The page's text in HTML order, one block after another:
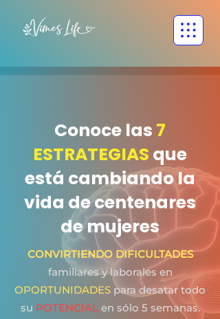
Conoce las 7
ESTRATEGIAS que
está cambiando la
vida de centenares
de mujeres
CONVIRTIENDO DIFICULTADES
familiares y laborales en
OPORTUNIDADES para desatar todo
su POTENCIALen sólo 5 semanas.